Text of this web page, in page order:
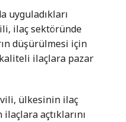
uyguladıkları
ilaç sektöründe
düşürülmesi için
ilaçlara pazar
ülkesinin ilaç
açtıklarını